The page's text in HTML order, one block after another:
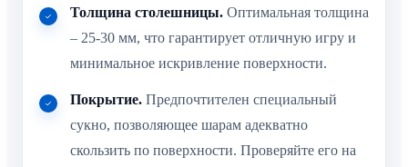
Толщина столешницы. Оптимальная толщина
– 25-30 мм, что гарантирует отличную игру и
минимальное искривление поверхности.
Покрытие. Предпочтителен специальный
сукно, позволяющее шарам адекватно
скользить по поверхности. Проверяйте его на